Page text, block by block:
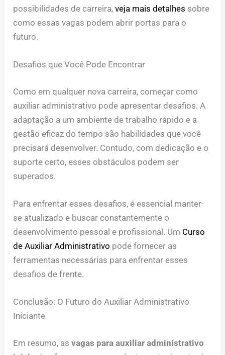
possibilidades de carreira,veja mais detalhes sobre
como essas vagas podem abrir portas para o
futuro.
Desafios que Você Pode Encontrar
Como em qualquer nova carreira, começar como
auxiliar administrativo pode apresentar desafios. A
adaptação a um ambiente de trabalho rápido e a
gestão eficaz do tempo são habilidades que você
precisará desenvolver. Contudo, com dedicação e o
suporte certo, esses obstáculos podem ser
superados.
Para enfrentar esses desafios, é essencial manter-
se atualizado e buscar constantemente o
desenvolvimento pessoal e profissional. Um Curso
de Auxiliar Administrativo pode fornecer as
ferramentas necessárias para enfrentar esses
desafios de frente.
Conclusão: O Futuro do Auxiliar Administrativo
Iniciante
Em resumo, asvagas para auxiliar administrativo